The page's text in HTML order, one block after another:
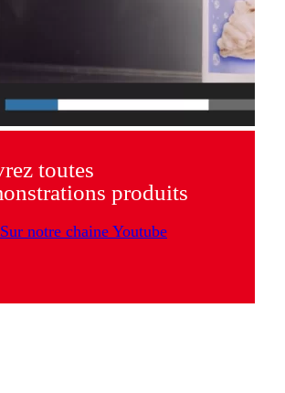
toutes
produits
Sur notre chaine Youtube